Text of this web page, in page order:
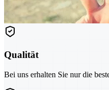
Qualität
Bei uns erhalten Sie nur die